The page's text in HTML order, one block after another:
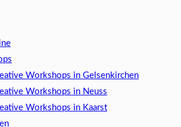
Workshops in Gelsenkirchen
Workshops in Neuss
Workshops in Kaarst